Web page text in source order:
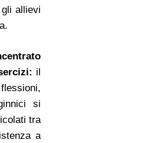
allievi
il
si
tra
a